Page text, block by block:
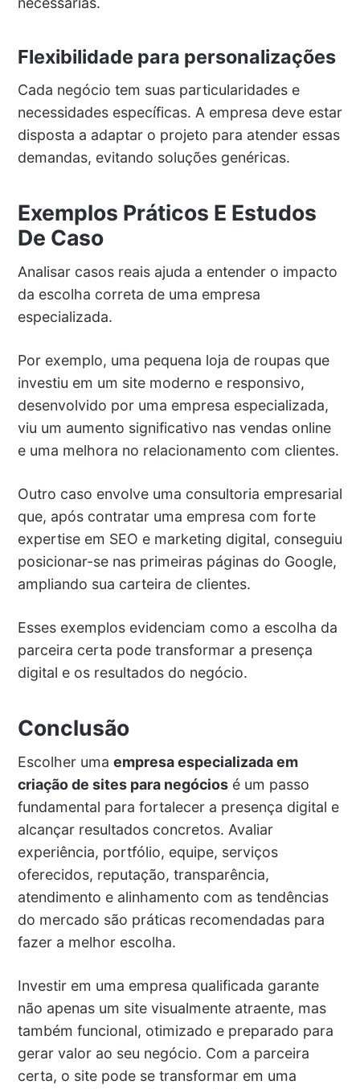
Flexibilidade para personalizações
Cada negócio tem suas particularidades e
necessidades específicas. A empresa deve estar
disposta a adaptar o projeto para atender essas
demandas, evitando soluções genéricas.
Exemplos Práticos E Estudos
De Caso
Analisar casos reais ajuda a entender o impacto
da escolha correta de uma empresa
especializada.
Por exemplo, uma pequena loja de roupas que
investiu em um site moderno e responsivo,
desenvolvido por uma empresa especializada,
viu um aumento significativo nas vendas online
e uma melhora no relacionamento com clientes.
Outro caso envolve uma consultoria empresarial
que, após contratar uma empresa com forte
expertise em SEO e marketing digital, conseguiu
posicionar-se nas primeiras páginas do Google,
ampliando sua carteira de clientes.
Esses exemplos evidenciam como a escolha da
parceira certa pode transformar a presença
digital e os resultados do negócio.
Conclusão
Escolher uma empresa especializada em
criação de sites para negóciosé um passo
fundamental para fortalecer a presença digital e
alcançar resultados concretos. Avaliar
experiência, portfólio, equipe, serviços
oferecidos, reputação, transparência,
atendimento e alinhamento com as tendências
do mercado são práticas recomendadas para
fazer a melhor escolha.
Investir em uma empresa qualificada garante
não apenas um site visualmente atraente, mas
também funcional, otimizado e preparado para
gerar valor ao seu negócio. Com a parceira
certa, o site pode se transformar em uma